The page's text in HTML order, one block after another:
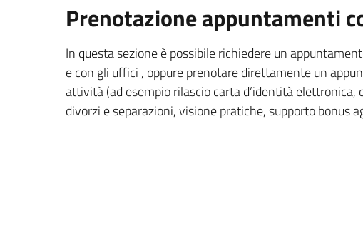
Prenotazione appuntamenti
In questa sezione è possibile richiedere un
e con gli uffici , oppure prenotare direttamente un
attività (ad esempio rilascio carta d’identità
divorzi e separazioni, visione pratiche, supporto bonus